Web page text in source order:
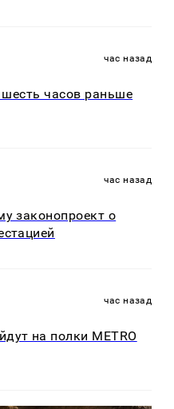
час назад
часов раньше
час назад
законопроект о
час назад
на полки METRO